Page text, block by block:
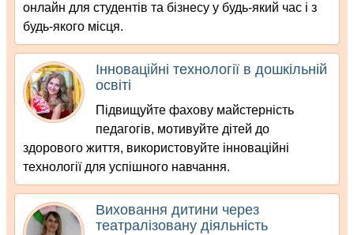
онлайн для студентів та бізнесу у будь-який час і з
будь-якого місця.
Інноваційні технології в дошкільній
освіті
Підвищуйте фахову майстерність
педагогів, мотивуйте дітей до
здорового життя, використовуйте інноваційні
технології для успішного навчання.
Виховання дитини через
театралізовану діяльність